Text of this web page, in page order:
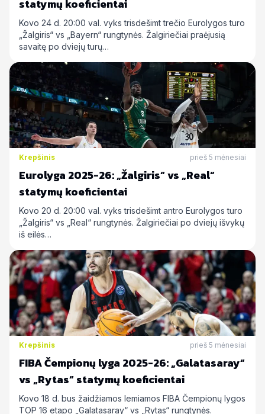
statymų koeficientai
Kovo 24 d. 20:00 val. vyks trisdešimt trečio Eurolygos turo
„Žalgiris“ vs „Bayern“ rungtynės. Žalgiriečiai praėjusią
savaitę po dviejų turų…
Krepšinis prieš 5 mėnesiai
Eurolyga 2025-26: „Žalgiris“ vs „Real“
statymų koeficientai
Kovo 20 d. 20:00 val. vyks trisdešimt antro Eurolygos turo
„Žalgiris“ vs „Real“ rungtynės. Žalgiriečiai po dviejų išvykų
iš eilės…
Krepšinis prieš 5 mėnesiai
FIBA Čempionų lyga 2025-26: „Galatasaray“
vs „Rytas“ statymų koeficientai
Kovo 18 d. bus žaidžiamos lemiamos FIBA Čempionų lygos
TOP 16 etapo „Galatasaray“ vs „Rytas“ rungtynės.